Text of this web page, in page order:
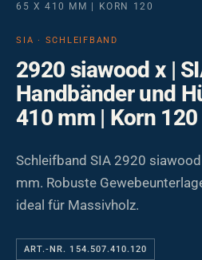
65 X 410 MM | KORN 120
SIA · SCHLEIFBAND
2920 siawood x |
Handbänder und
410 mm | Korn 120
Schleifband SIA 2920
mm. Robuste
ideal für Massivholz.
ART.-NR. 154.507.410.120